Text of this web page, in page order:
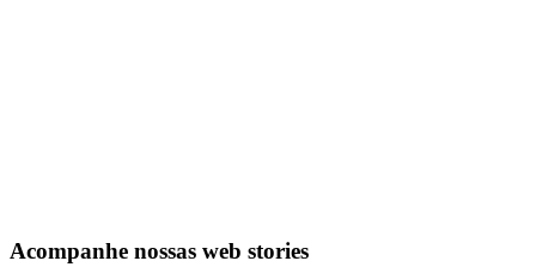
Acompanhe nossas web stories